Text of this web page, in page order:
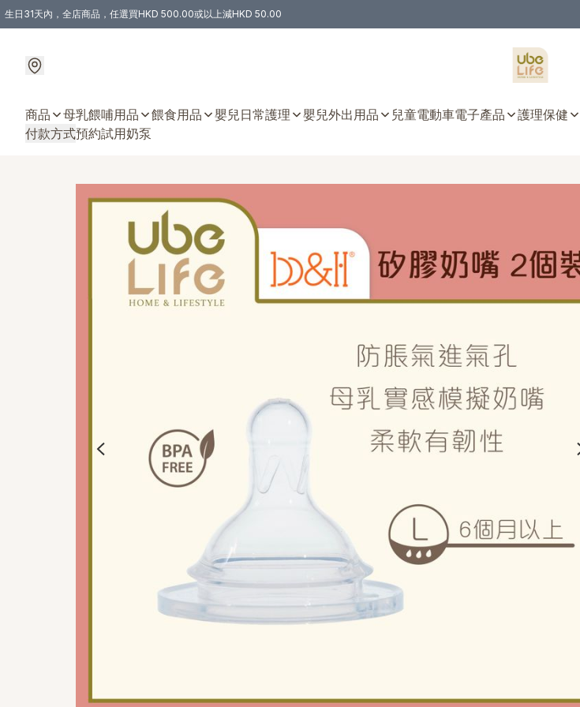
生日31天內，全店商品，任選買HKD 500.00或以上減HKD 50.00
商品 母乳餵哺用品 餵食用品 嬰兒日常護理 嬰兒外出用品 兒童電動車電子產品 護理保健
付款方式預約試用奶泵